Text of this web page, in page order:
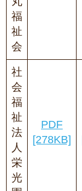
福
祉
会
社
会
福
祉
法
人
栄
光
PDF
[278KB]